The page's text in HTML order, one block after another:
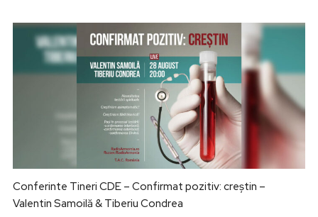
Conferinte Tineri CDE – Confirmat pozitiv: creștin –
Valentin Samoilă & Tiberiu Condrea